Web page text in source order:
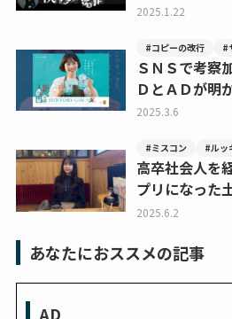
2025.1.22
#コピーの改行 #
ＳＮＳで考察
ＤとＡＤが明
2025.3.6
#ミスコン #ルッ
高卒社会人を
プリになった
2025.6.2
あなたにおススメの記事
AD